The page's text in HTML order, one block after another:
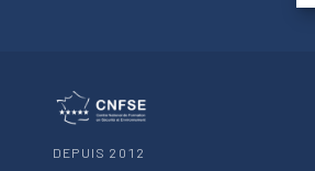
DEPUIS 2012